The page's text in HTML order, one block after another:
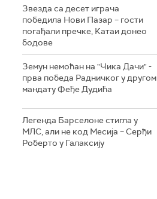
Звезда са десет играча
победила Нови Пазар – гости
погађали пречке, Катаи донео
бодове
Земун немоћан на "Чика Дачи" -
прва победа Радничког у другом
мандату Феђе Дудића
Легенда Барселоне стигла у
МЛС, али не код Месија – Серђи
Роберто у Галаксију